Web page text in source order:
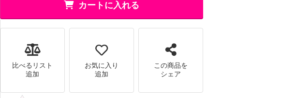
カートに入れる
比べるリスト
追加
お気に入り
追加
この商品を
シェア